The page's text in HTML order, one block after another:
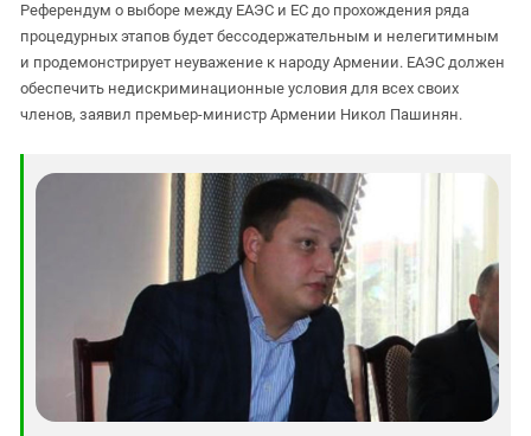
Референдум о выборе между ЕАЭС и ЕС до прохождения ряда
процедурных этапов будет бессодержательным и нелегитимным
и продемонстрирует неуважение к народу Армении. ЕАЭС должен
обеспечить недискриминационные условия для всех своих
членов, заявил премьер-министр Армении Никол Пашинян.